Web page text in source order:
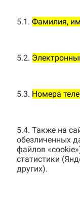
5.1. Фамилия,
5.2.
5.3. Номера
5.4. Также на
обезличенных
файлов
статистики
других).